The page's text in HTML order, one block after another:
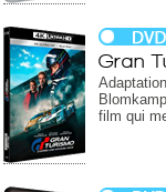
Gran
film qui